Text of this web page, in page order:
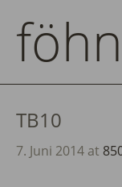
TB10
7. Juni 2014 at